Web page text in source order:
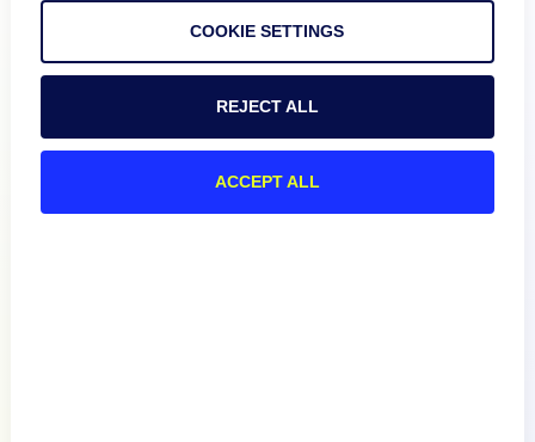
Produit
COOKIE SETTINGS
REJECT ALL
ACCEPT ALL